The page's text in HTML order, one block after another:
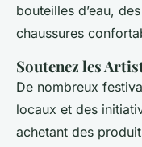
bouteilles d’eau,
chaussures
Soutenez les
De nombreux
locaux et des
achetant des